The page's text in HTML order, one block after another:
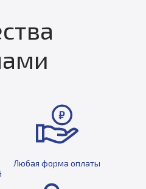
Любая форма оплаты